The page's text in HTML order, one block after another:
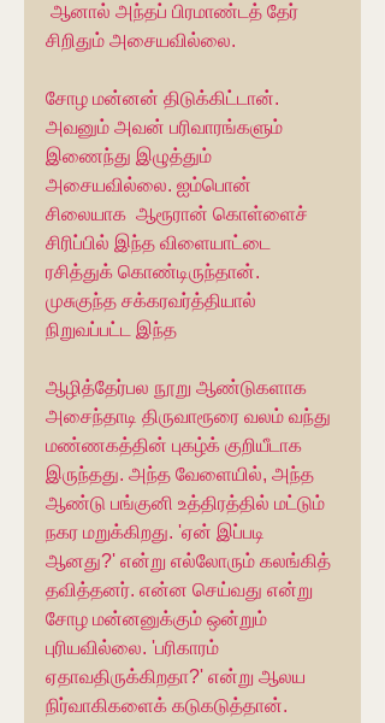
ஆனால் அந்தப் பிரமாண்டத் தேர்
சிறிதும் அசையவில்லை.
சோழ மன்னன் திடுக்கிட்டான்.
அவனும் அவன் பரிவாரங்களும்
இணைந்து இழுத்தும்
அசையவில்லை. ஐம்பொன்
சிலையாக  ஆரூரான் கொள்ளைச்
சிரிப்பில் இந்த விளையாட்டை
ரசித்துக் கொண்டிருந்தான்.
முசுகுந்த சக்கரவர்த்தியால்
நிறுவப்பட்ட இந்த
ஆழித்தேர்பல நூறு ஆண்டுகளாக
அசைந்தாடி திருவாரூரை வலம் வந்து
மண்ணகத்தின் புகழ்க் குறியீடாக
இருந்தது. அந்த வேளையில், அந்த
ஆண்டு பங்குனி உத்திரத்தில் மட்டும்
நகர மறுக்கிறது. 'ஏன் இப்படி
ஆனது?' என்று எல்லோரும் கலங்கித்
தவித்தனர். என்ன செய்வது என்று
சோழ மன்னனுக்கும் ஒன்றும்
புரியவில்லை. 'பரிகாரம்
ஏதாவதிருக்கிறதா?' என்று ஆலய
நிர்வாகிகளைக் கடுகடுத்தான்.